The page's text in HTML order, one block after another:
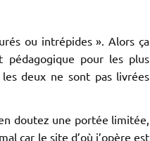
ou intrépides ». Alors ça
pédagogique pour les plus
deux ne sont pas livrées
doutez une portée limitée,
car le site d’où j’opère est